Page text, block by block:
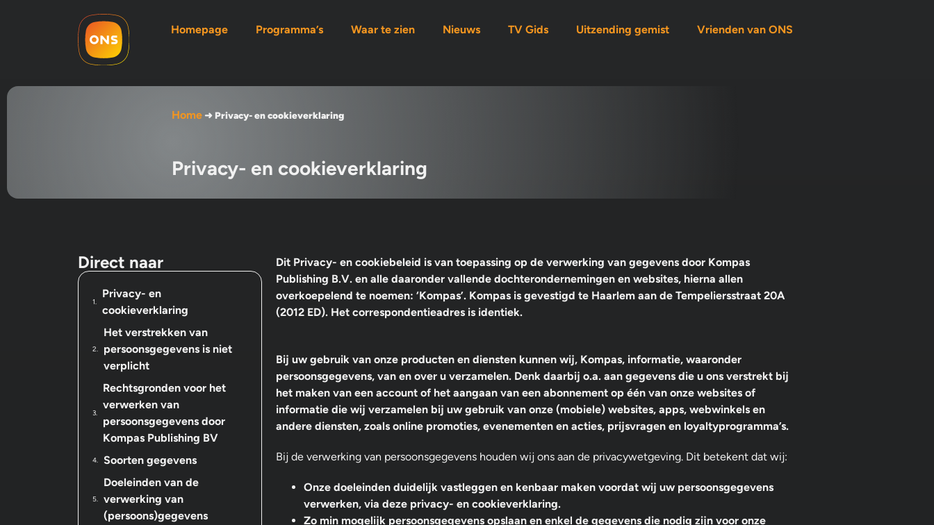
Homepage Programma’s Waar te zien Nieuws TV Gids Uitzending gemist Vrienden van ONS
Home ➜ Privacy- en cookieverklaring
Privacy- en cookieverklaring
Direct naar
Privacy- en
cookieverklaring
Het verstrekken van
persoonsgegevens is niet
verplicht
Rechtsgronden voor het
verwerken van
persoonsgegevens door
Kompas Publishing BV
Soorten gegevens
Doeleinden van de
verwerking van
(persoons)gegevens
Dit Privacy- en cookiebeleid is van toepassing op de verwerking van gegevens door Kompas
Publishing B.V. en alle daaronder vallende dochterondernemingen en websites, hierna allen
overkoepelend te noemen: ‘Kompas’. Kompas is gevestigd te Haarlem aan de Tempeliersstraat 20A
(2012 ED). Het correspondentieadres is identiek.
Bij uw gebruik van onze producten en diensten kunnen wij, Kompas, informatie, waaronder
persoonsgegevens, van en over u verzamelen. Denk daarbij o.a. aan gegevens die u ons verstrekt bij
het maken van een account of het aangaan van een abonnement op één van onze websites of
informatie die wij verzamelen bij uw gebruik van onze (mobiele) websites, apps, webwinkels en
andere diensten, zoals online promoties, evenementen en acties, prijsvragen en loyaltyprogramma’s.
Bij de verwerking van persoonsgegevens houden wij ons aan de privacywetgeving. Dit betekent dat wij:
Onze doeleinden duidelijk vastleggen en kenbaar maken voordat wij uw persoonsgegevens
verwerken, via deze privacy- en cookieverklaring.
Zo min mogelijk persoonsgegevens opslaan en enkel de gegevens die nodig zijn voor onze